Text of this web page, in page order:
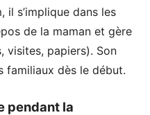
il s’implique dans les
de la maman et gère
visites, papiers). Son
familiaux dès le début.
pendant la